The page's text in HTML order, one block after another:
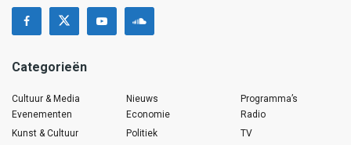
Categorieën
Cultuur & Media
Evenementen
Kunst & Cultuur
Nieuws
Economie
Politiek
Programma’s
Radio
TV